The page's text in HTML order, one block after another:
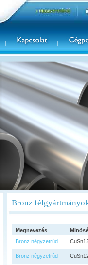
Bronz
Megnevezés
Bronz négyzetrúd
Bronz négyzetrúd